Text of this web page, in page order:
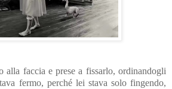
alla faccia e prese a fissarlo, ordinandogli
fermo, perché lei stava solo fingendo,